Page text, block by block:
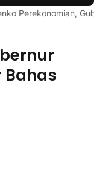
Perekonomian,
Bahas